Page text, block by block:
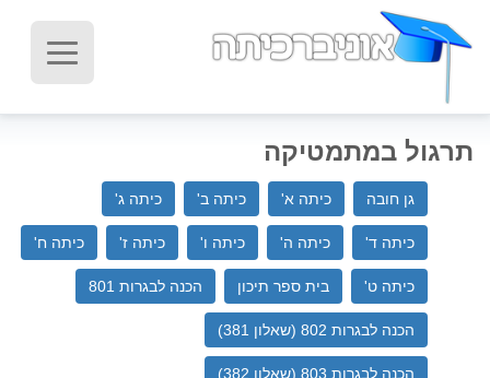
תרגול במתמטיקה
גן חובה כיתה א' כיתה ב' כיתה ג'
כיתה ד' כיתה ה' כיתה ו' כיתה ז' כיתה ח'
כיתה ט' בית ספר תיכון‬ הכנה לבגרות 801
הכנה לבגרות 802 (שאלון 381)
הכנה לבגרות 803 (שאלון 382)